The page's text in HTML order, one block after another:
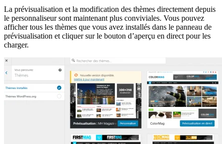
La prévisualisation et la modification des thèmes directement depuis
le personnaliseur sont maintenant plus conviviales. Vous pouvez
afficher tous les thèmes que vous avez installés dans le panneau de
prévisualisation et cliquer sur le bouton d’aperçu en direct pour les
charger.